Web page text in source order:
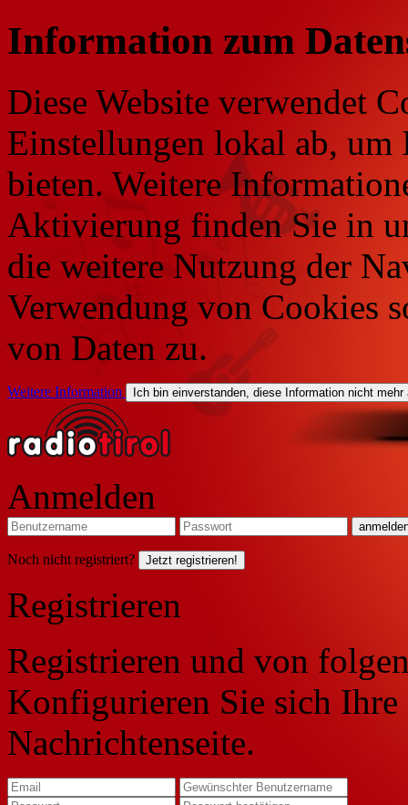
Information zum
Diese Website verwendet
Einstellungen lokal ab, um
bieten. Weitere
Aktivierung finden Sie in
die weitere Nutzung der
Verwendung von Cookies
von Daten zu.
Weitere Information Ich bin einverstanden, diese Information nicht mehr
Anmelden
Noch nicht registriert? Jetzt registrieren!
Registrieren
Registrieren und von
Konfigurieren Sie sich
Nachrichtenseite.